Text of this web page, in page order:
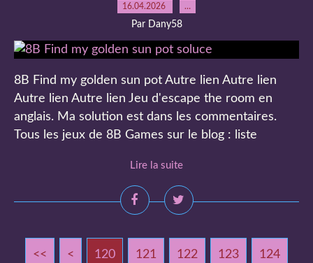
16.04.2026 …
Par Dany58
8B Find my golden sun pot Autre lien Autre lien
Autre lien Autre lien Jeu d'escape the room en
anglais. Ma solution est dans les commentaires.
Tous les jeux de 8B Games sur le blog : liste
Lire la suite
<< < 100
110
120 121 122 123 124